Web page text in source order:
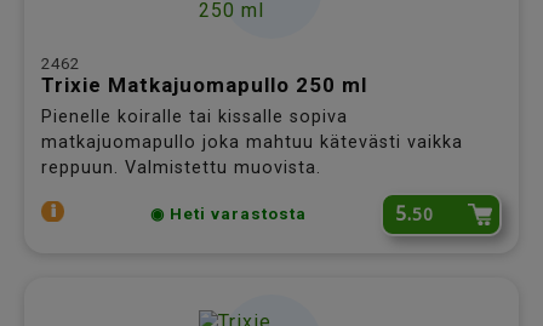
2462
Trixie Matkajuomapullo 250 ml
Pienelle koiralle tai kissalle sopiva
matkajuomapullo joka mahtuu kätevästi vaikka
reppuun. Valmistettu muovista.
◉ Heti varastosta 5.50